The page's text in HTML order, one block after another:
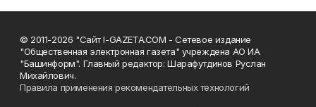
© 2011-2026 "Сайт I-GAZETA.COM - Сетевое издание
"Общественная электронная газета" учреждена АО ИА
"Башинформ". Главный редактор: Шарафутдинов Руслан
Михайлович.
Правила применения рекомендательных технологий